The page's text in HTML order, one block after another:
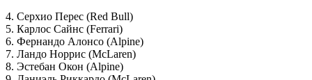
4. Серхио Перес (Red Bull)
5. Карлос Сайнс (Ferrari)
6. Фернандо Алонсо (Alpine)
7. Ландо Норрис (McLaren)
8. Эстебан Окон (Alpine)